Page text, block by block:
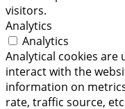
visitors.
Analytics
Analytics
Analytical cookies
interact with the
information on
rate, traffic source,